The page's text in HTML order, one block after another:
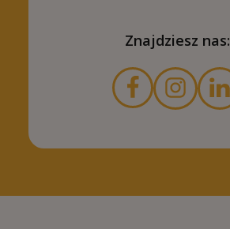
Znajdziesz nas: